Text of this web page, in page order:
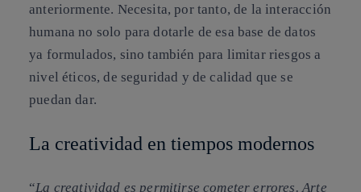
anteriormente. Necesita, por tanto, de la interacción
humana no solo para dotarle de esa base de datos
ya formulados, sino también para limitar riesgos a
nivel éticos, de seguridad y de calidad que se
puedan dar.
La creatividad en tiempos modernos
“La creatividad es permitirse cometer errores. Arte